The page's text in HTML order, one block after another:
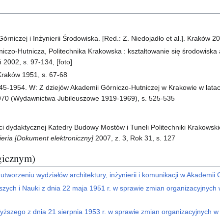
i Inżynierii Środowiska. [Red.: Z. Niedojadło et al.]. Kraków
Hutnicza, Politechnika Krakowska : kształtowanie się
2002, s. 97-134, [foto]
1951, s. 67-68
1954. W: Z dziejów Akademii Górniczo-Hutniczej w Krakowie w
(Wydawnictwa Jubileuszowe 1919-1969), s. 525-535
dydaktycznej Katedry Budowy Mostów i Tuneli Politechniki
[Dokument elektroniczny] 2007, z. 3, Rok 31, s. 127
wydziałów architektury, inżynierii i komunikacji w
i Nauki z dnia 22 maja 1951 r. w sprawie zmian organizacyjnych
z dnia 21 sierpnia 1953 r. w sprawie zmian organizacyjnych